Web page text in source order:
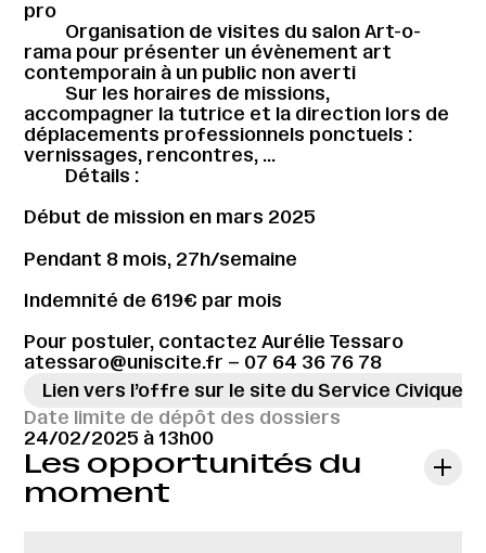
Lien vers l’offre sur le site du Service Civique
Date limite de dépôt des dossiers
24/02/2025 à 13h00
pro
Organisation de visites du salon Art-o-
rama pour présenter un évènement art
contemporain à un public non averti
Sur les horaires de missions,
accompagner la tutrice et la direction lors de
déplacements professionnels ponctuels :
vernissages, rencontres, …
Détails :
Début de mission en mars 2025
Pendant 8 mois, 27h/semaine
Indemnité de 619€ par mois
Pour postuler, contactez Aurélie Tessaro
atessaro@uniscite.fr – 07 64 36 76 78
Les opportunités du
moment